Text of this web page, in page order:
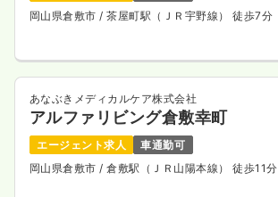
岡山県倉敷市 / 茶屋町駅（ＪＲ宇野線） 徒歩7分
あなぶきメディカルケア株式会社
アルファリビング倉敷幸町
エージェント求人
車通勤可
岡山県倉敷市 / 倉敷駅（ＪＲ山陽本線） 徒歩11分